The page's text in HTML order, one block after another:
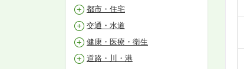
都市・住宅
交通・水道
健康・医療・衛生
道路・川・港